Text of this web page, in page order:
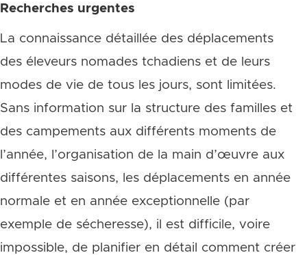
Recherches urgentes
La connaissance détaillée des déplacements
des éleveurs nomades tchadiens et de leurs
modes de vie de tous les jours, sont limitées.
Sans information sur la structure des familles et
des campements aux différents moments de
l’année, l’organisation de la main d’œuvre aux
différentes saisons, les déplacements en année
normale et en année exceptionnelle (par
exemple de sécheresse), il est difficile, voire
impossible, de planifier en détail comment créer